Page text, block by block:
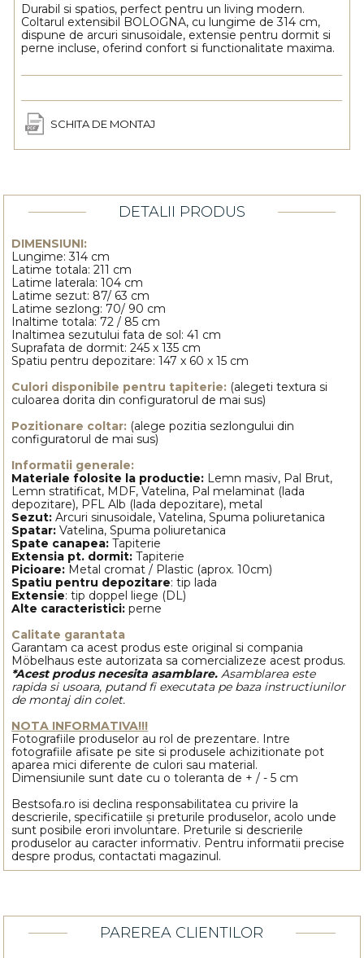
Durabil si spatios, perfect pentru un living modern.
Coltarul extensibil BOLOGNA, cu lungime de 314 cm,
dispune de arcuri sinusoidale, extensie pentru dormit si
perne incluse, oferind confort si functionalitate maxima.
SCHITA DE MONTAJ
DETALII PRODUS
DIMENSIUNI:
Lungime: 314 cm
Latime totala: 211 cm
Latime laterala: 104 cm
Latime sezut: 87/ 63 cm
Latime sezlong: 70/ 90 cm
Inaltime totala: 72 / 85 cm
Inaltimea sezutului fata de sol: 41 cm
Suprafata de dormit: 245 x 135 cm
Spatiu pentru depozitare: 147 x 60 x 15 cm
Culori disponibile pentru tapiterie: (alegeti textura si
culoarea dorita din configuratorul de mai sus)
Pozitionare coltar: (alege pozitia sezlongului din
configuratorul de mai sus)
Informatii generale:
Materiale folosite la productie: Lemn masiv, Pal Brut,
Lemn stratificat, MDF, Vatelina, Pal melaminat (lada
depozitare), PFL Alb (lada depozitare), metal
Sezut:Arcuri sinusoidale, Vatelina, Spuma poliuretanica
Spatar: Vatelina, Spuma poliuretanica
Spate canapea: Tapiterie
Extensia pt. dormit: Tapiterie
Picioare: Metal cromat / Plastic (aprox. 10cm)
Spatiu pentru depozitare: tip lada
Extensie: tip doppel liege (DL)
Alte caracteristici: perne
Calitate garantata
Garantam ca acest produs este original si compania
Möbelhaus este autorizata sa comercializeze acest produs.
*Acest produs necesita asamblare.Asamblarea este
rapida si usoara, putand fi executata pe baza instructiunilor
de montaj din colet.
NOTA INFORMATIVA!!!
Fotografiile produselor au rol de prezentare. Intre
fotografiile afisate pe site si produsele achizitionate pot
aparea mici diferente de culori sau material.
Dimensiunile sunt date cu o toleranta de + / - 5 cm
Bestsofa.ro isi declina responsabilitatea cu privire la
descrierile, specificatiile și preturile produselor, acolo unde
sunt posibile erori involuntare. Preturile si descrierile
produselor au caracter informativ. Pentru informatii precise
despre produs, contactati magazinul.
PAREREA CLIENTILOR